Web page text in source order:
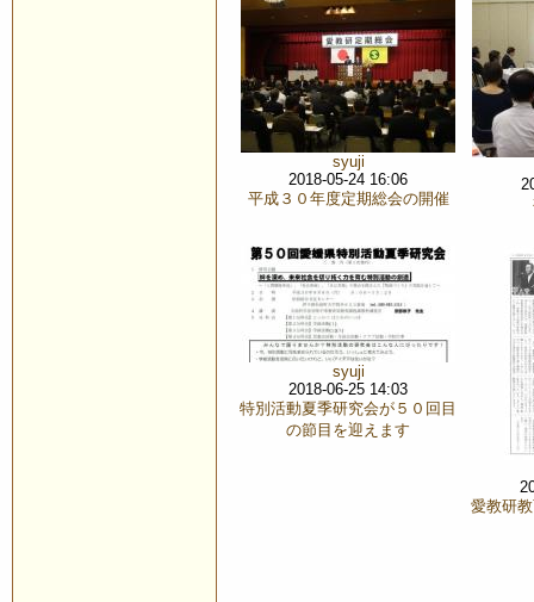
syuji
2018-05-24 16:06
平成３０年度定期総会の開催
syuji
2018-06-25 14:03
特別活動夏季研究会が５０回目
の節目を迎えます
愛教研